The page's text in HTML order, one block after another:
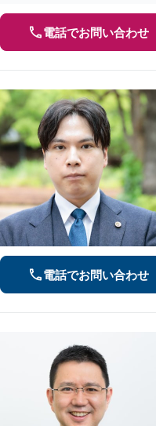
電話でお問い合わせ
電話でお問い合わせ